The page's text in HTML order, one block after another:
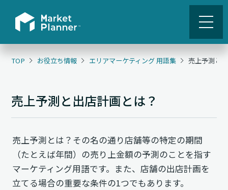
TOP お役立ち情報 エリアマーケティング 用語集 売上予測と
売上予測と出店計画とは？
売上予測とは？その名の通り店舗等の特定の期間
（たとえば年間）の売り上金額の予測のことを指す
マーケティング用語です。また、店舗の出店計画を
立てる場合の重要な条件の1つでもあります。